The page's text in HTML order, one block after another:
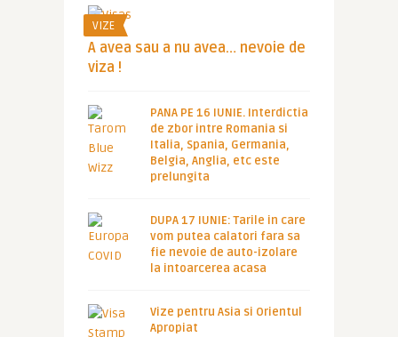
VIZE
A avea sau a nu avea… nevoie de
viza !
PANA PE 16 IUNIE. Interdictia
de zbor intre Romania si
Italia, Spania, Germania,
Belgia, Anglia, etc este
prelungita
DUPA 17 IUNIE: Tarile in care
vom putea calatori fara sa
fie nevoie de auto-izolare
la intoarcerea acasa
Vize pentru Asia si Orientul
Apropiat